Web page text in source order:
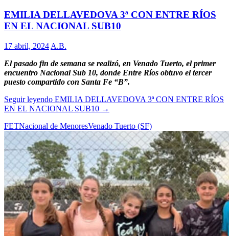
EMILIA DELLAVEDOVA 3ª CON ENTRE RÍOS
EN EL NACIONAL SUB10
17 abril, 2024 A.B.
El pasado fin de semana se realizó, en Venado Tuerto, el primer
encuentro Nacional Sub 10, donde Entre Ríos obtuvo el tercer
puesto compartido con Santa Fe “B”.
Seguir leyendo EMILIA DELLAVEDOVA 3ª CON ENTRE RÍOS
EN EL NACIONAL SUB10 →
FETNacional de MenoresVenado Tuerto (SF)